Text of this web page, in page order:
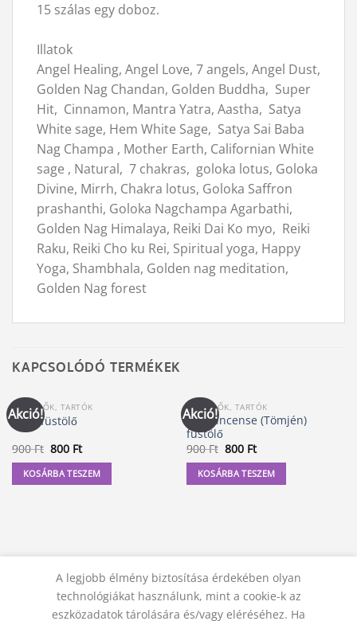
15 szálas egy doboz.
Illatok
Angel Healing, Angel Love, 7 angels, Angel Dust,
Golden Nag Chandan, Golden Buddha, Super
Hit, Cinnamon, Mantra Yatra, Aastha, Satya
White sage, Hem White Sage, Satya Sai Baba
Nag Champa , Mother Earth, Californian White
sage , Natural, 7 chakras, goloka lotus, Goloka
Divine, Mirrh, Chakra lotus, Goloka Saffron
prashanthi, Goloka Nagchampa Agarbathi,
Golden Nag Himalaya, Reiki Dai Ko myo, Reiki
Raku, Reiki Cho ku Rei, Spiritual yoga, Happy
Yoga, Shambhala, Golden nag meditation,
Golden Nag forest
KAPCSOLÓDÓ TERMÉKEK
Akció!
FÜSTÖLŐK, TARTÓK
Reiki füstölő
900Ft Original
price
was:
900 Ft.
800 FtCurrent
price
is:
800 Ft.
KOSÁRBA TESZEM
Akció!
FÜSTÖLŐK, TARTÓK
Frankincense (Tömjén)
füstölő
900Ft Original
price
was:
900 Ft.
800 FtCurrent
price
is:
800 Ft.
KOSÁRBA TESZEM
A legjobb élmény biztosítása érdekében olyan
technológiákat használunk, mint a cookie-k az
eszközadatok tárolására és/vagy eléréséhez. Ha